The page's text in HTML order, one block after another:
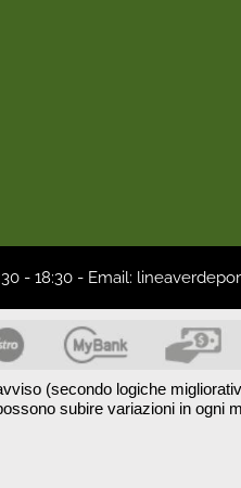
- 18:30 - Email:
(secondo logiche
subire variazioni in ogni